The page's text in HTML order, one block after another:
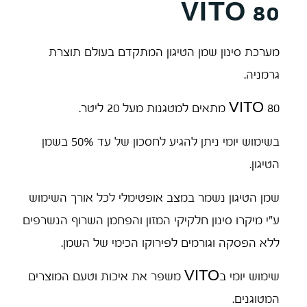
VITO 80
מערכת סינון שמן הטיגון המתקדם בעולם תוצרת
גרמניה.
VITO 80 מתאים למטגנות מעל 20 ליטר.
בשימוש יומי ניתן להגיע לחסכון של עד 50% בשמן
הטיגון.
שמן הטיגון נשמר במצב אופטימלי לכל אורך השימוש
ע"י מיקרו סינון חלקיקי המזון והפחמן השרוף הנשרפים
ללא הפסקה וגורמים לפירוקו הכימי של השמן.
שימוש יומי בVITO משפר את איכות וטעם המוצרים
המטוגנים.